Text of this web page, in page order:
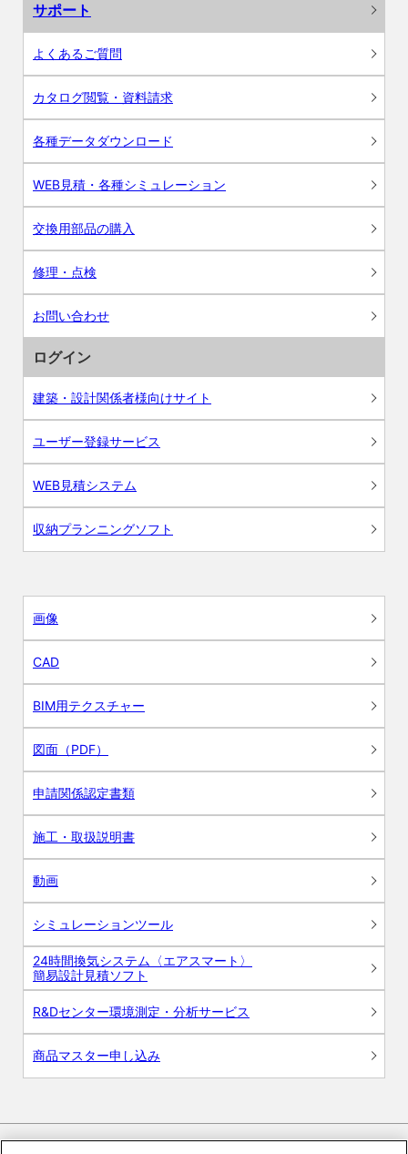
サポート
よくあるご質問
カタログ閲覧・資料請求
各種データダウンロード
WEB見積・各種シミュレーション
交換用部品の購入
修理・点検
お問い合わせ
ログイン
建築・設計関係者様向けサイト
ユーザー登録サービス
WEB見積システム
収納プランニングソフト
画像
CAD
BIM用テクスチャー
図面（PDF）
申請関係認定書類
施工・取扱説明書
動画
シミュレーションツール
24時間換気システム〈エアスマート〉
簡易設計見積ソフト
R&Dセンター環境測定・分析サービス
商品マスター申し込み